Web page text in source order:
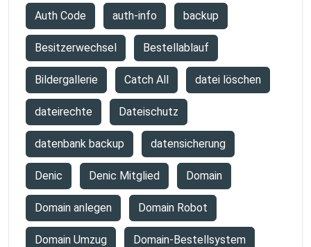
Auth Code auth-info backup
Besitzerwechsel Bestellablauf
Bildergallerie Catch All datei löschen
dateirechte Dateischutz
datenbank backup datensicherung
Denic Denic Mitglied Domain
Domain anlegen Domain Robot
Domain Umzug Domain-Bestellsystem